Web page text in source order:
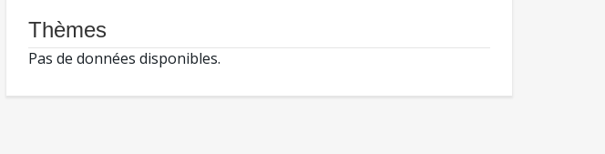
Thèmes
Pas de données disponibles.